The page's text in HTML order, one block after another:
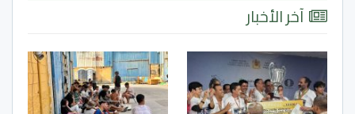
آخر الأخبار